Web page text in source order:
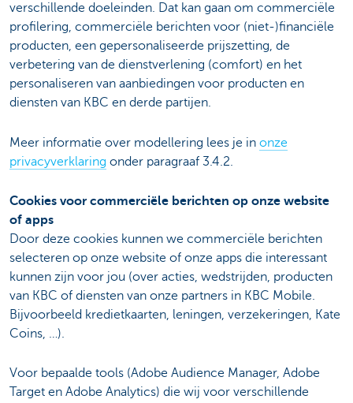
verschillende doeleinden. Dat kan gaan om commerciële
profilering, commerciële berichten voor (niet-)financiële
producten, een gepersonaliseerde prijszetting, de
verbetering van de dienstverlening (comfort) en het
personaliseren van aanbiedingen voor producten en
diensten van KBC en derde partijen.
Meer informatie over modellering lees je in onze
privacyverklaring onder paragraaf 3.4.2.
Cookies voor commerciële berichten op onze website
of apps
Door deze cookies kunnen we commerciële berichten
selecteren op onze website of onze apps die interessant
kunnen zijn voor jou (over acties, wedstrijden, producten
van KBC of diensten van onze partners in KBC Mobile.
Bijvoorbeeld kredietkaarten, leningen, verzekeringen, Kate
Coins, …).
Voor bepaalde tools (Adobe Audience Manager, Adobe
Target en Adobe Analytics) die wij voor verschillende